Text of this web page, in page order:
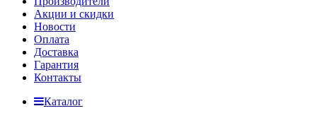
Акции и скидки
Новости
Оплата
Доставка
Гарантия
Контакты
Каталог